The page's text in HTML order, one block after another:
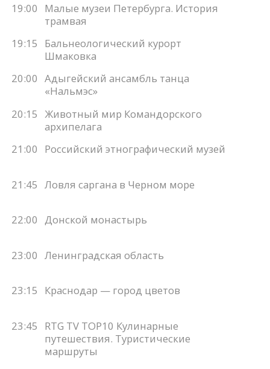
19:00
Малые музеи Петербурга. История
трамвая
19:15
Бальнеологический курорт
Шмаковка
20:00 Адыгейский ансамбль танца
«Нальмэс»
20:15 Животный мир Командорского
архипелага
21:00
Российский этнографический музей
21:45 Ловля саргана в Черном море
22:00 Донской монастырь
23:00 Ленинградская область
23:15 Краснодар — город цветов
23:45
RTG TV TOP10 Кулинарные
путешествия. Туристические
маршруты